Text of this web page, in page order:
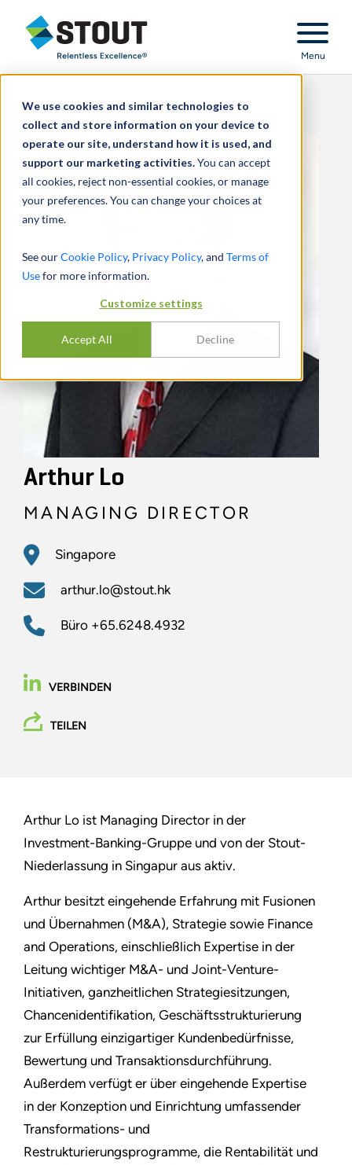
We use cookies and similar technologies to
collect and store information on your device to
operate our site, understand how it is used, and
support our marketing activities.You can accept
all cookies, reject non-essential cookies, or manage
your preferences. You can change your choices at
any time.
See ourCookie Policy, Privacy Policy, and Terms of
Usefor more information.
Customize settings
Accept All Decline
Stout Relentless Excellence
Menu
Arthur Lo
MANAGING DIRECTOR
Singapore
arthur.lo@stout.hk
Büro +65.6248.4932
VERBINDEN
TEILEN
Arthur Lo ist Managing Director in der
Investment-Banking-Gruppe und von der Stout-
Niederlassung in Singapur aus aktiv.
Arthur besitzt eingehende Erfahrung mit Fusionen
und Übernahmen (M&A), Strategie sowie Finance
and Operations, einschließlich Expertise in der
Leitung wichtiger M&A- und Joint-Venture-
Initiativen, ganzheitlichen Strategiesitzungen,
Chancenidentifikation, Geschäftsstrukturierung
zur Erfüllung einzigartiger Kundenbedürfnisse,
Bewertung und Transaktionsdurchführung.
Außerdem verfügt er über eingehende Expertise
in der Konzeption und Einrichtung umfassender
Transformations- und
Restrukturierungsprogramme, die Rentabilität und